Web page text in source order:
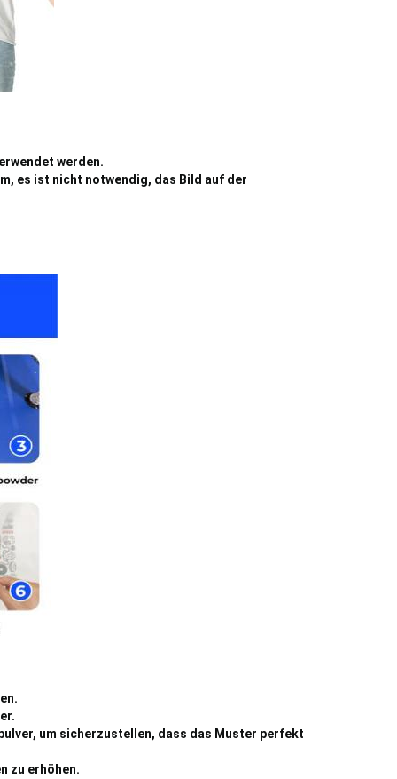
werden.
es ist nicht notwendig, das Bild auf der
um sicherzustellen, dass das Muster perfekt
zu erhöhen.